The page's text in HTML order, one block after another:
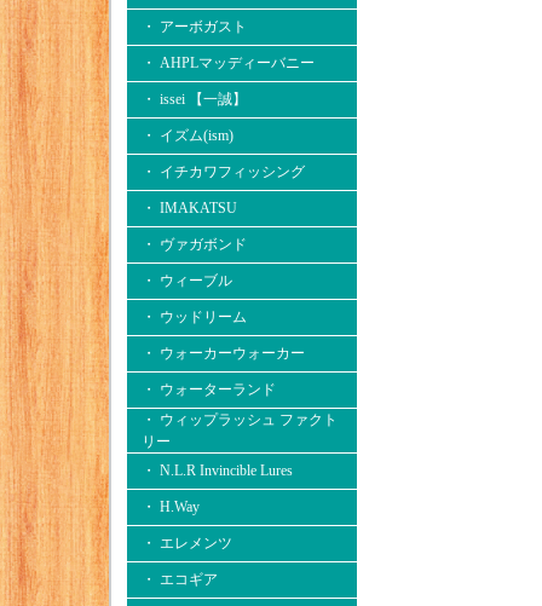
・ アーボガスト
・ AHPLマッディーバニー
・ issei 【一誠】
・ イズム(ism)
・ イチカワフィッシング
・ IMAKATSU
・ ヴァガボンド
・ ウィーブル
・ ウッドリーム
・ ウォーカーウォーカー
・ ウォーターランド
・ ウィップラッシュ ファクト
リー
・ N.L.R Invincible Lures
・ H.Way
・ エレメンツ
・ エコギア